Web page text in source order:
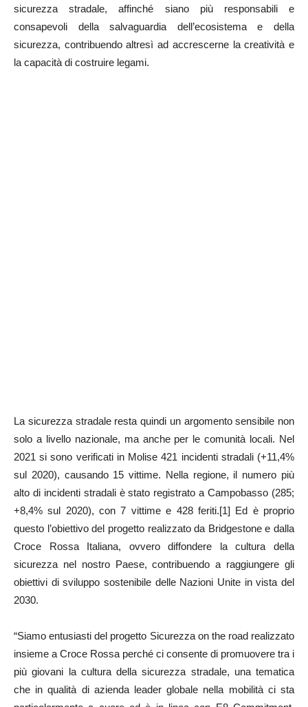
sicurezza stradale, affinché siano più responsabili e
consapevoli della salvaguardia dell’ecosistema e della
sicurezza, contribuendo altresì ad accrescerne la creatività e
la capacità di costruire legami.
La sicurezza stradale resta quindi un argomento sensibile non
solo a livello nazionale, ma anche per le comunità locali. Nel
2021 si sono verificati in Molise 421 incidenti stradali (+11,4%
sul 2020), causando 15 vittime. Nella regione, il numero più
alto di incidenti stradali è stato registrato a Campobasso (285;
+8,4% sul 2020), con 7 vittime e 428 feriti.[1] Ed è proprio
questo l’obiettivo del progetto realizzato da Bridgestone e dalla
Croce Rossa Italiana, ovvero diffondere la cultura della
sicurezza nel nostro Paese, contribuendo a raggiungere gli
obiettivi di sviluppo sostenibile delle Nazioni Unite in vista del
2030.
“Siamo entusiasti del progetto Sicurezza on the road realizzato
insieme a Croce Rossa perché ci consente di promuovere tra i
più giovani la cultura della sicurezza stradale, una tematica
che in qualità di azienda leader globale nella mobilità ci sta